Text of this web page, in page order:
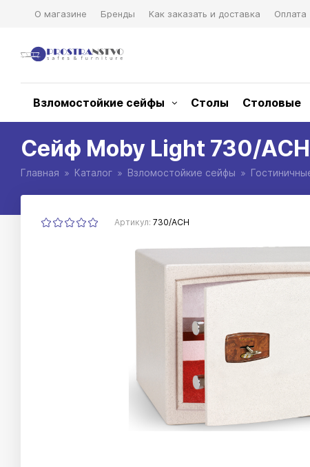
О магазине Бренды Как заказать и доставка Оплата
Взломостойкие сейфы Столы Столовые
Сейф Moby Light 730/
Главная Каталог Взломостойкие сейфы
Артикул: 730/ACH